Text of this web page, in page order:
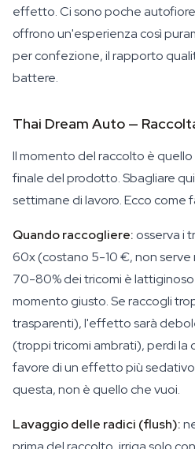
effetto. Ci sono poche
offrono un'esperienza così
per confezione, il rapporto
battere.
Thai Dream Auto —
Il momento del raccolto è quello
finale del prodotto. Sbagliare
settimane di lavoro. Ecco come
Quando raccogliere: osserva i
60x (costano 5-10 €, non serve
70-80% dei tricomi è lattiginoso
momento giusto. Se raccogli
trasparenti), l'effetto sarà
(troppi tricomi ambrati), perdi
favore di un effetto più
questa, non è quello che vuoi.
Lavaggio delle radici (flush):